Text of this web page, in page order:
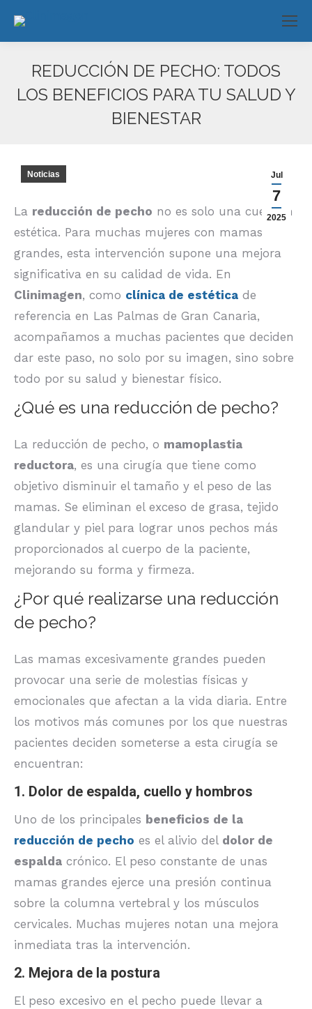
REDUCCIÓN DE PECHO: TODOS
LOS BENEFICIOS PARA TU SALUD Y
BIENESTAR
Jul
7
2025
Noticias
La reducción de pecho no es solo una cuestión
estética. Para muchas mujeres con mamas
grandes, esta intervención supone una mejora
significativa en su calidad de vida. En
Clinimagen, como clínica de estética de
referencia en Las Palmas de Gran Canaria,
acompañamos a muchas pacientes que deciden
dar este paso, no solo por su imagen, sino sobre
todo por su salud y bienestar físico.
¿Qué es una reducción de pecho?
La reducción de pecho, o mamoplastia
reductora, es una cirugía que tiene como
objetivo disminuir el tamaño y el peso de las
mamas. Se eliminan el exceso de grasa, tejido
glandular y piel para lograr unos pechos más
proporcionados al cuerpo de la paciente,
mejorando su forma y firmeza.
¿Por qué realizarse una reducción
de pecho?
Las mamas excesivamente grandes pueden
provocar una serie de molestias físicas y
emocionales que afectan a la vida diaria. Entre
los motivos más comunes por los que nuestras
pacientes deciden someterse a esta cirugía se
encuentran:
1. Dolor de espalda, cuello y hombros
Uno de los principales beneficios de la
reducción de pecho es el alivio del dolor de
espalda crónico. El peso constante de unas
mamas grandes ejerce una presión continua
sobre la columna vertebral y los músculos
cervicales. Muchas mujeres notan una mejora
inmediata tras la intervención.
2. Mejora de la postura
El peso excesivo en el pecho puede llevar a